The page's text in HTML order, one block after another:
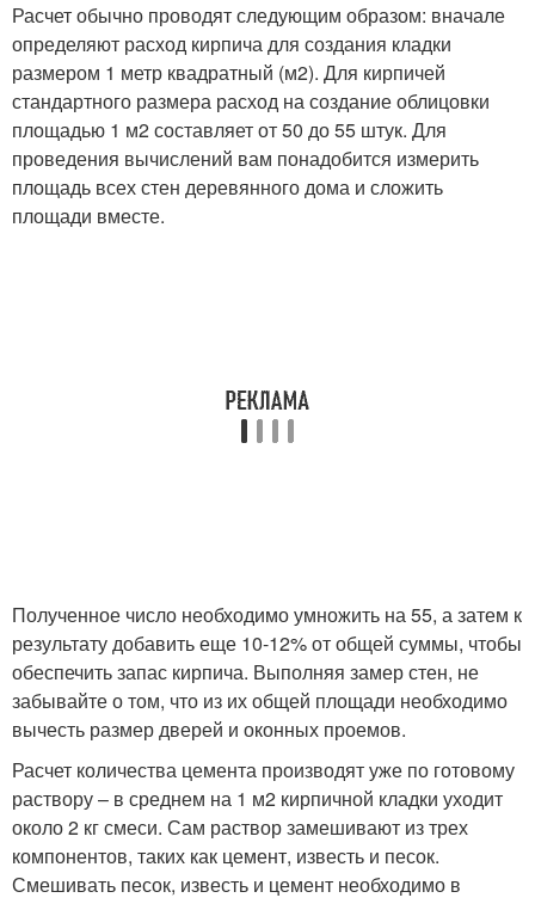
Расчет обычно проводят следующим образом: вначале
определяют расход кирпича для создания кладки
размером 1 метр квадратный (м2). Для кирпичей
стандартного размера расход на создание облицовки
площадью 1 м2 составляет от 50 до 55 штук. Для
проведения вычислений вам понадобится измерить
площадь всех стен деревянного дома и сложить
площади вместе.
Полученное число необходимо умножить на 55, а затем к
результату добавить еще 10-12% от общей суммы, чтобы
обеспечить запас кирпича. Выполняя замер стен, не
забывайте о том, что из их общей площади необходимо
вычесть размер дверей и оконных проемов.
Расчет количества цемента производят уже по готовому
раствору – в среднем на 1 м2 кирпичной кладки уходит
около 2 кг смеси. Сам раствор замешивают из трех
компонентов, таких как цемент, известь и песок.
Смешивать песок, известь и цемент необходимо в